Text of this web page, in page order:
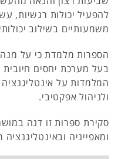
להפעיל יכולות רגשיות,
משמעותיים בשילוב
הספרות מלמדת כי על
בעל מערכת יחסים חיובית
המלמדות על
ולניהול אפקטיבי.
סקירת ספרות זו דנה
ומאפייניה